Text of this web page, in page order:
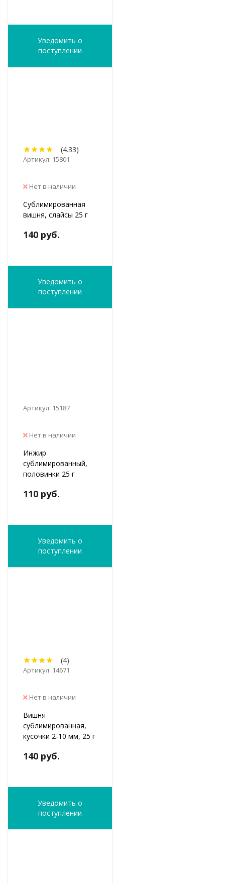
Уведомить о
поступлении
(4.33)
Артикул: 15801
Нет в наличии
Сублимированная
вишня, слайсы 25 г
140 руб.
Уведомить о
поступлении
Артикул: 15187
Нет в наличии
Инжир
сублимированный,
половинки 25 г
110 руб.
Уведомить о
поступлении
(4)
Артикул: 14671
Нет в наличии
Вишня
сублимированная,
кусочки 2-10 мм, 25 г
140 руб.
Уведомить о
поступлении